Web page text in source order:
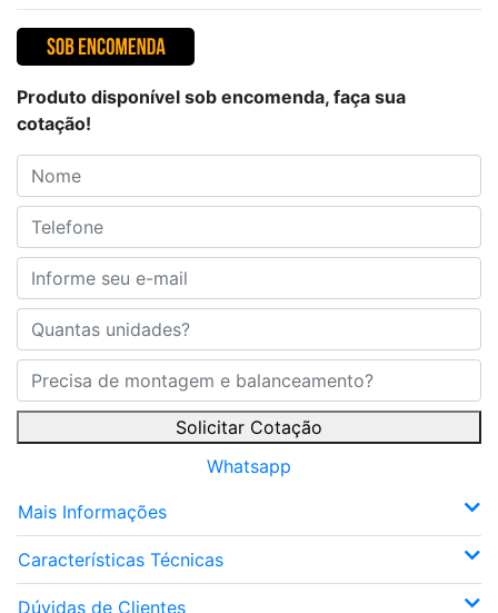
Produto disponível sob encomenda, faça sua
cotação!
Solicitar Cotação
Whatsapp
Mais Informações
Características Técnicas
Dúvidas de Clientes